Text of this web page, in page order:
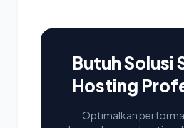
Butuh Solusi
Hosting
Optimalkan performa